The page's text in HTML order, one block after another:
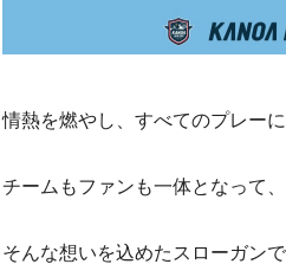
情熱を燃やし、すべてのプレーに
チームもファンも一体となって
そんな想いを込めたスローガンで